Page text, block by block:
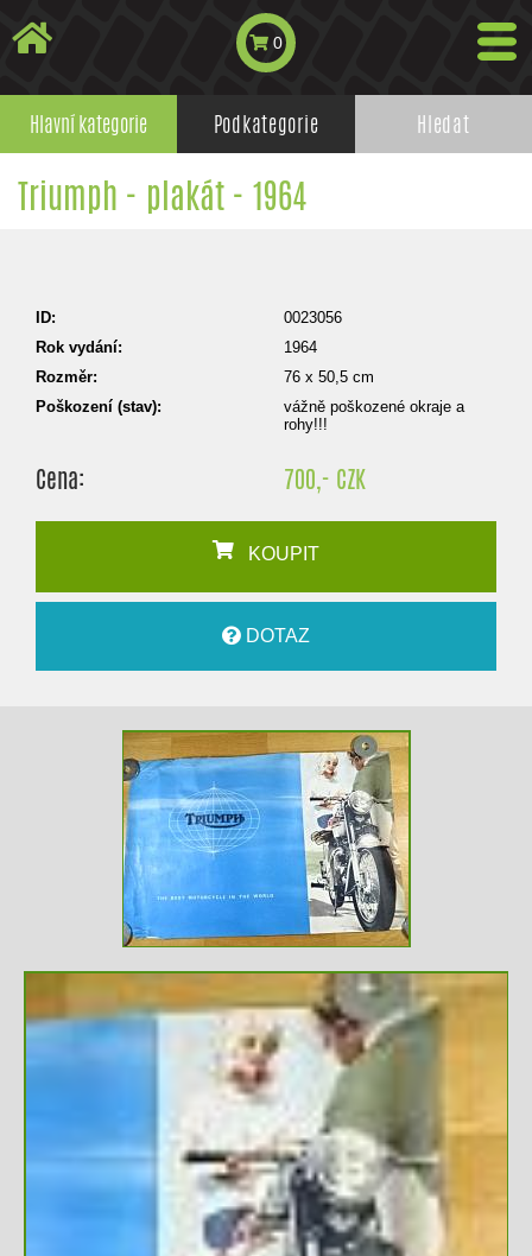
0
Hlavní kategorie Podkategorie Hledat
Triumph - plakát - 1964
ID:
0023056
Rok vydání:
1964
Rozměr:
76 x 50,5 cm
Poškození (stav):
vážně poškozené okraje a
rohy!!!
Cena: 700,- CZK
KOUPIT
DOTAZ